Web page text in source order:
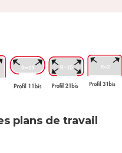
plans de travail